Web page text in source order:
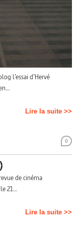
l’essai d’Hervé
Lire la suite >>
0
de cinéma
21…
Lire la suite >>